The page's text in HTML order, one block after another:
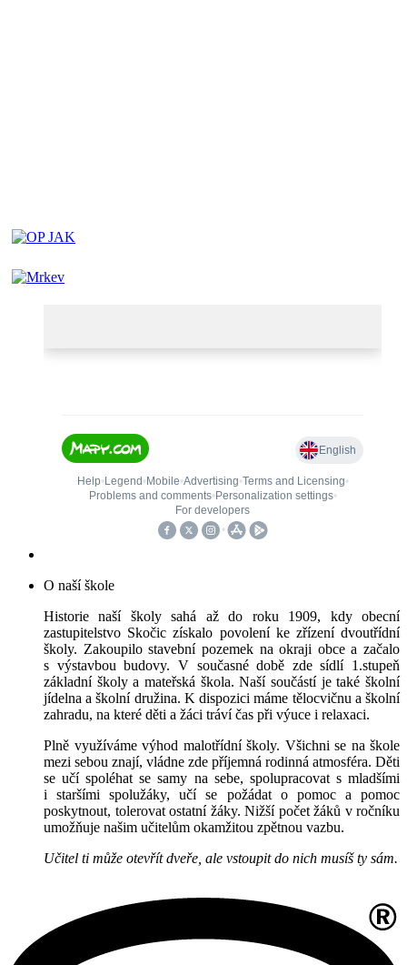
O naší škole
Historie naší školy sahá až do roku 1909, kdy obecní
zastupitelstvo Skočic získalo povolení ke zřízení dvoutřídní
školy. Zakoupilo stavební pozemek na okraji obce a začalo
s výstavbou budovy. V současné době zde sídlí 1.stupeň
základní školy a mateřská škola. Naší součástí je také školní
jídelna a školní družina. K dispozici máme tělocvičnu a školní
zahradu, na které děti a žáci tráví čas při výuce i relaxaci.
Plně využíváme výhod malotřídní školy. Všichni se na škole
mezi sebou znají, vládne zde příjemná rodinná atmosféra. Děti
se učí spoléhat se samy na sebe, spolupracovat s mladšími
i staršími spolužáky, učí se požádat o pomoc a pomoc
poskytnout, tolerovat ostatní žáky. Nižší počet žáků v ročníku
umožňuje našim učitelům okamžitou zpětnou vazbu.
Učitel ti může otevřít dveře, ale vstoupit do nich musíš ty sám.